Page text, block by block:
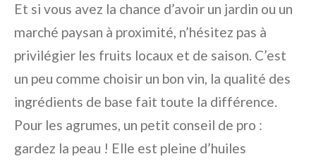
Et si vous avez la chance d’avoir un jardin ou un
marché paysan à proximité, n’hésitez pas à
privilégier les fruits locaux et de saison. C’est
un peu comme choisir un bon vin, la qualité des
ingrédients de base fait toute la différence.
Pour les agrumes, un petit conseil de pro :
gardez la peau ! Elle est pleine d’huiles